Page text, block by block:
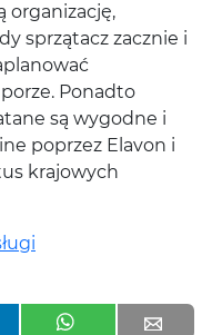
organizację,
sprzątacz zacznie i
Ponadto
są wygodne i
poprzez Elavon i
krajowych